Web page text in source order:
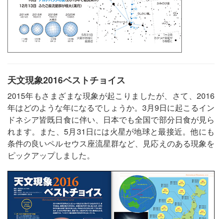
天文現象2016ベストチョイス
2015年もさまざまな現象が起こりましたが、さて、2016
年はどのような年になるでしょうか。3月9日に起こるイン
ドネシア皆既日食に伴い、日本でも全国で部分日食が見ら
れます。また、5月31日には火星が地球と最接近。他にも
条件の良いペルセウス座流星群など、見応えのある現象を
ピックアップしました。